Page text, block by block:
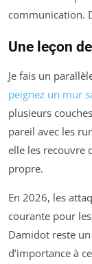
communication.
Une leçon
Je fais un
peignez un mur
plusieurs
pareil avec les
elle les recouvre
propre.
En 2026, les
courante pour
Damidot reste
d’importance à